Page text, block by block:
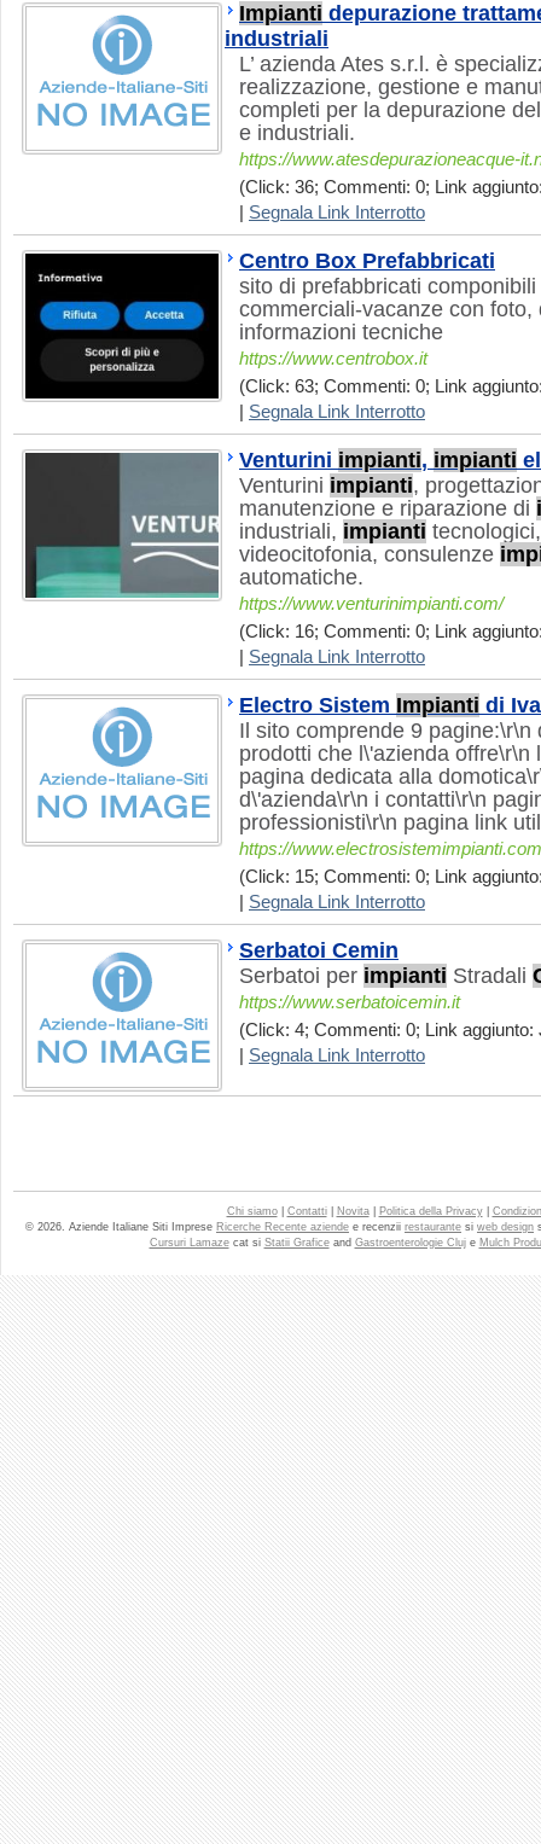
Impianti depurazione
industriali
L’ azienda Ates s.r.l. è
realizzazione, gestione e
completi per la depurazione
e industriali.
https://www.atesdepurazioneacque-
(Click: 36; Commenti: 0; Link
Segnala Link Interrotto
Centro Box Prefabbricati
sito di prefabbricati
commerciali-vacanze con
informazioni tecniche
https://www.centrobox.it
(Click: 63; Commenti: 0; Link
Segnala Link Interrotto
Venturini impianti, impianti
Venturini impianti,
manutenzione e riparazione di
industriali, impianti
videocitofonia, consulenze
automatiche.
https://www.venturinimpianti.com/
(Click: 16; Commenti: 0; Link
Segnala Link Interrotto
Electro Sistem Impianti di
Il sito comprende 9
prodotti che l\'azienda offre\r\n
pagina dedicata alla
d\'azienda\r\n i contatti\r\n
professionisti\r\n pagina link
https://www.electrosistemimpianti.com
(Click: 15; Commenti: 0; Link
Segnala Link Interrotto
Serbatoi Cemin
Serbatoi per impianti Stradali
https://www.serbatoicemin.it
(Click: 4; Commenti: 0; Link aggiunto:
Segnala Link Interrotto
Chi siamo| Contatti| Novita| Politica della Privacy|
© 2026. Aziende Italiane Siti Imprese Ricerche Recente aziende e recenzii restaurante si web design
Cursuri Lamazecat si Statii Graficeand Gastroenterologie Cluje Mulch